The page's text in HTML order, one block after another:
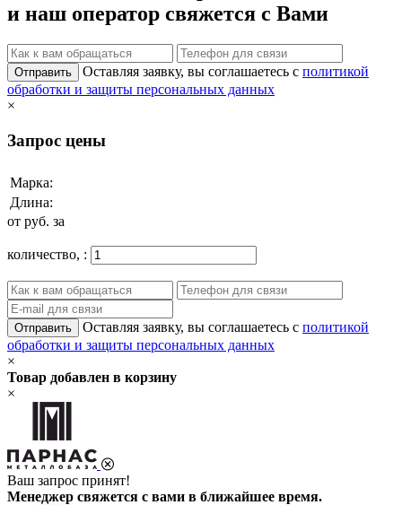
и наш оператор свяжется с Вами
Отправить Оставляя заявку, вы соглашаетесь с политикой
обработки и защиты персональных данных
×
Запрос цены
Марка:
Длина:
от руб. за
количество, :
Отправить Оставляя заявку, вы соглашаетесь с политикой
обработки и защиты персональных данных
×
Товар добавлен в корзину
×
Ваш запрос принят!
Менеджер свяжется с вами в ближайшее время.